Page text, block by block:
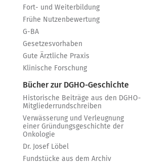
Fort- und Weiterbildung
Frühe Nutzenbewertung
G-BA
Gesetzesvorhaben
Gute Ärztliche Praxis
Klinische Forschung
Bücher zur DGHO-Geschichte
Historische Beiträge aus den DGHO-
Mitgliederrundschreiben
Verwässerung und Verleugnung
einer Gründungsgeschichte der
Onkologie
Dr. Josef Löbel
Fundstücke aus dem Archiv